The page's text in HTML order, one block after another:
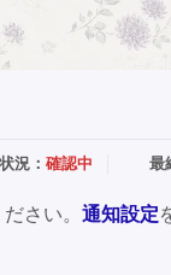
況：確認中 最
さい。 通知設定